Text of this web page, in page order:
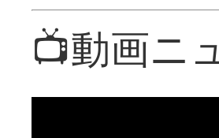
📺動画ニ